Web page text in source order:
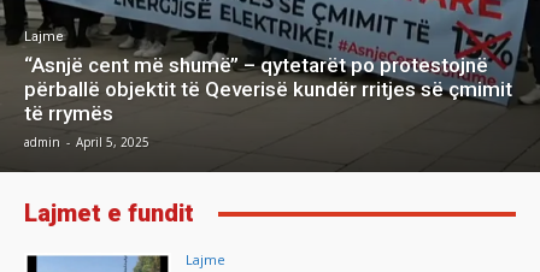
Lajme
‘‘Asnjë cent më shumë’’ – qytetarët po protestojnë
përballë objektit të Qeverisë kundër rritjes së çmimit
të rrymës
admin - April 5, 2025
Lajmet e fundit
Lajme